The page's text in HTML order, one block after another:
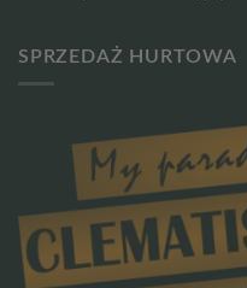
SPRZEDAŻ HURTOWA